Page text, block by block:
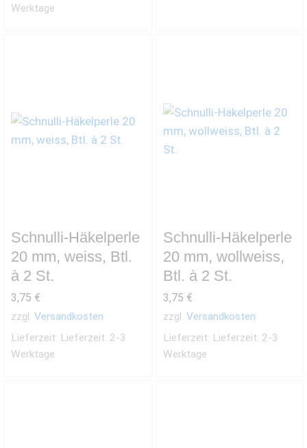
Werktage
Schnulli-Häkelperle
20 mm, weiss, Btl.
à 2 St.
3,75 €
zzgl. Versandkosten
Lieferzeit: Lieferzeit: 2-3
Werktage
Schnulli-Häkelperle
20 mm, wollweiss,
Btl. à 2 St.
3,75 €
zzgl. Versandkosten
Lieferzeit: Lieferzeit: 2-3
Werktage